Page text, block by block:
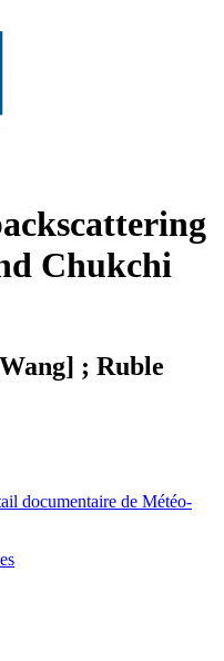
Chukchi
; Ruble
documentaire de Météo-